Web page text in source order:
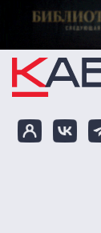
Перейти к